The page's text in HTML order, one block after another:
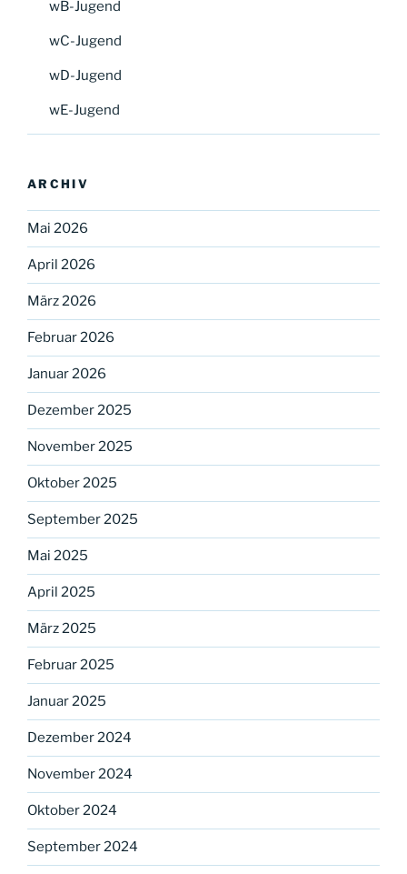
wB-Jugend
wC-Jugend
wD-Jugend
wE-Jugend
ARCHIV
Mai 2026
April 2026
März 2026
Februar 2026
Januar 2026
Dezember 2025
November 2025
Oktober 2025
September 2025
Mai 2025
April 2025
März 2025
Februar 2025
Januar 2025
Dezember 2024
November 2024
Oktober 2024
September 2024